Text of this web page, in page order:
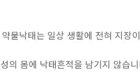
물낙태는 일상 생활에 전혀 지장
의 몸에 낙태흔적을 남기지 않습